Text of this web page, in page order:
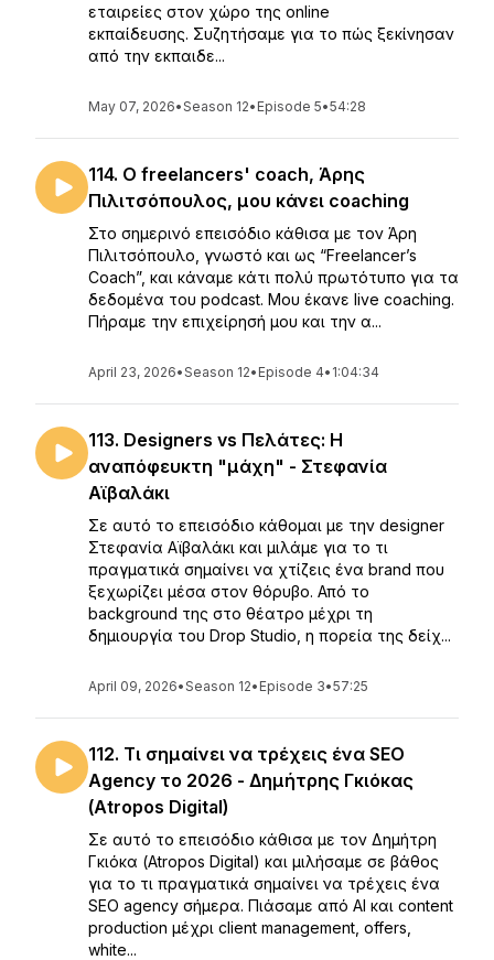
εταιρείες στον χώρο της online
εκπαίδευσης. Συζητήσαμε για το πώς ξεκίνησαν
από την εκπαιδε...
May 07, 2026•Season 12• Episode 5•54:28
114. O freelancers' coach, Άρης
Πιλιτσόπουλος, μου κάνει coaching
Στο σημερινό επεισόδιο κάθισα με τον Άρη
Πιλιτσόπουλο, γνωστό και ως “Freelancer’s
Coach”, και κάναμε κάτι πολύ πρωτότυπο για τα
δεδομένα του podcast. Μου έκανε live coaching.
Πήραμε την επιχείρησή μου και την α...
April 23, 2026•Season 12• Episode 4• 1:04:34
113. Designers vs Πελάτες: Η
αναπόφευκτη "μάχη" - Στεφανία
Αϊβαλάκι
Σε αυτό το επεισόδιο κάθομαι με την designer
Στεφανία Αϊβαλάκι και μιλάμε για το τι
πραγματικά σημαίνει να χτίζεις ένα brand που
ξεχωρίζει μέσα στον θόρυβο. Από το
background της στο θέατρο μέχρι τη
δημιουργία του Drop Studio, η πορεία της δείχ...
April 09, 2026•Season 12• Episode 3•57:25
112. Τι σημαίνει να τρέχεις ένα SEO
Agency το 2026 - Δημήτρης Γκιόκας
(Atropos Digital)
Σε αυτό το επεισόδιο κάθισα με τον Δημήτρη
Γκιόκα (Atropos Digital) και μιλήσαμε σε βάθος
για το τι πραγματικά σημαίνει να τρέχεις ένα
SEO agency σήμερα. Πιάσαμε από AI και content
production μέχρι client management, offers,
white...